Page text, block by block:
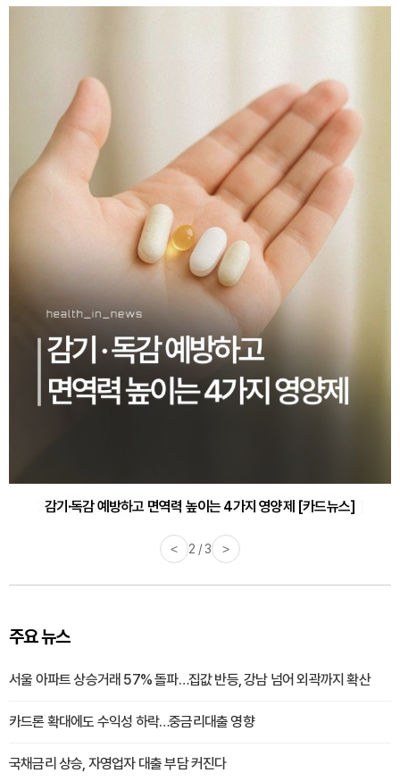
감기·독감 예방하고 면역력 높이는 4가지 영양제 [카드뉴스]
< 3 / 3 >
주요 뉴스
서울 아파트 상승거래 57% 돌파…집값 반등, 강남 넘어 외곽까지 확산
카드론 확대에도 수익성 하락…중금리대출 영향
국채금리 상승, 자영업자 대출 부담 커진다